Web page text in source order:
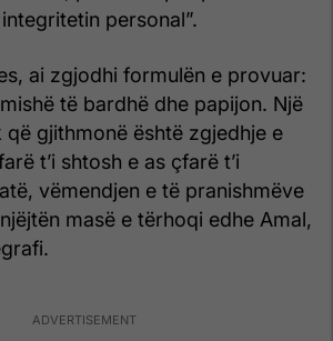
personal”.
ai zgjodhi formulën e provuar:
të bardhë dhe papijon. Një
gjithmonë është zgjedhje e
t’i shtosh e as çfarë t’i
vëmendjen e të pranishmëve
masë e tërhoqi edhe Amal,